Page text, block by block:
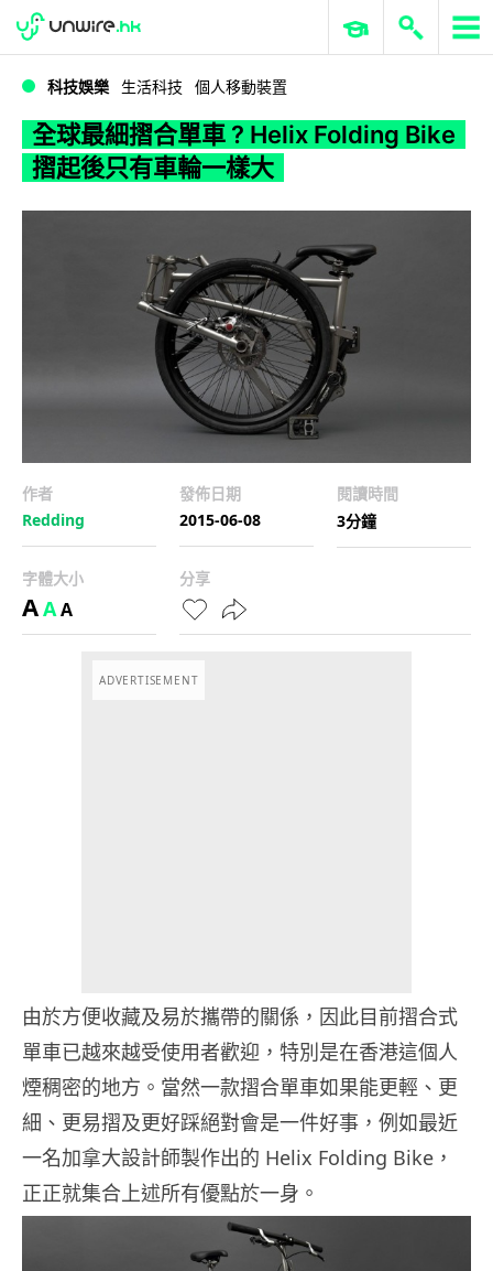
WWDC 2026 ERP 與商業 AI
科技娛樂 生活科技 個人移動裝置
全球最細摺合單車 ? Helix Folding Bike
摺起後只有車輪一樣大
作者
Redding
發佈日期
2015-06-08
閱讀時間
3分鐘
字體大小
AAA
分享
ADVERTISEMENT
由於方便收藏及易於攜帶的關係，因此目前摺合式
單車已越來越受使用者歡迎，特別是在香港這個人
煙稠密的地方。當然一款摺合單車如果能更輕、更
細、更易摺及更好踩絕對會是一件好事，例如最近
一名加拿大設計師製作出的 Helix Folding Bike，
正正就集合上述所有優點於一身。